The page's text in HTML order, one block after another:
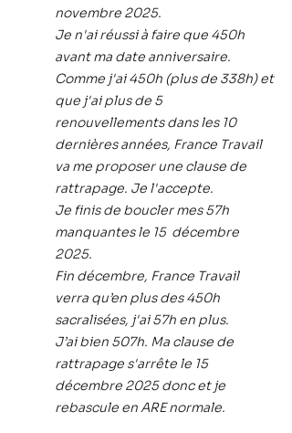
novembre 2025.
Je n'ai réussi à faire que 450h
avant ma date anniversaire.
Comme j'ai 450h (plus de 338h) et
que j'ai plus de 5
renouvellements dans les 10
dernières années, France Travail
va me proposer une clause de
rattrapage. Je l'accepte.
Je finis de boucler mes 57h
manquantes le 15 décembre
2025.
Fin décembre, France Travail
verra qu’en plus des 450h
sacralisées, j'ai 57h en plus.
J’ai bien 507h. Ma clause de
rattrapage s'arrête le 15
décembre 2025 donc et je
rebascule en ARE normale.